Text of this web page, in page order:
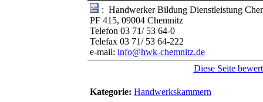
: Handwerker Bildung Dienstleistung
PF 415, 09004 Chemnitz
Telefon 03 71/ 53 64-0
Telefax 03 71/ 53 64-222
e-mail: info@hwk-chemnitz.de
Diese Seite
Kategorie: Handwerkskammern